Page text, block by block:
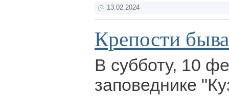
13.02.2024
Крепости
В субботу, 10
заповеднике